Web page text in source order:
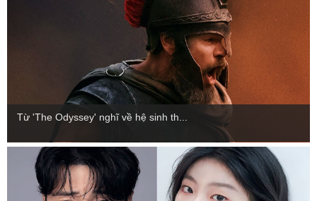
Từ 'The Odyssey' nghĩ về hệ sinh th...